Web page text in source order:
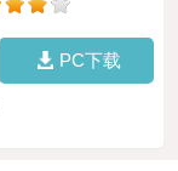
PC下载